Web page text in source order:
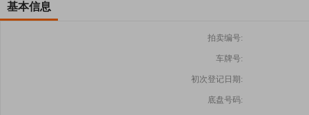
基本信息
拍卖编号:
车牌号:
初次登记日期:
底盘号码: